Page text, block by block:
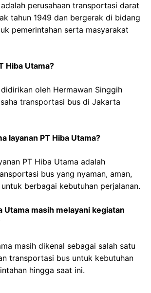
perusahaan transportasi darat
tahun 1949 dan bergerak di bidang
pemerintahan serta masyarakat
Hiba Utama?
oleh Hermawan Singgih
transportasi bus di Jakarta
layanan PT Hiba Utama?
PT Hiba Utama adalah
bus yang nyaman, aman,
berbagai kebutuhan perjalanan.
Utama masih melayani kegiatan
masih dikenal sebagai salah satu
transportasi bus untuk kebutuhan
hingga saat ini.